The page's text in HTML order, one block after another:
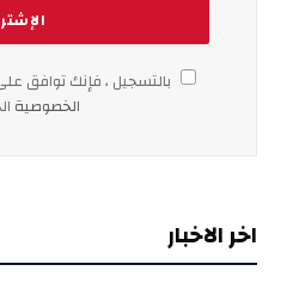
بالتسجيل ، فإنك توافق
الخصوصية
اخر الاخبار